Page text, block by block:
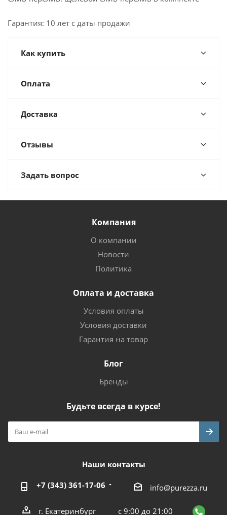
Гарантия: 10 лет с даты продажи
Как купить
Оплата
Доставка
Отзывы
Задать вопрос
Компания
О компании
Новости
Политика
Оплата и доставка
Условия оплаты
Условия доставки
Гарантия на товар
Блог
Бренды
Будьте всегда в курсе!
Наши контакты
+7 (343) 361-17-06 info@purezza.ru
г. Екатеринбург с 9:00 до 21:00